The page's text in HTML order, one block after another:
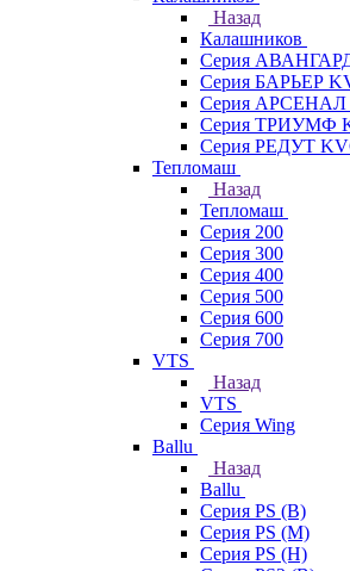
Назад
Калашников
Серия
Серия БАРЬЕР
Серия АРСЕНАЛ
Серия ТРИУМФ
Серия РЕДУТ
Тепломаш
Назад
Тепломаш
Серия 200
Серия 300
Серия 400
Серия 500
Серия 600
Серия 700
VTS
Назад
VTS
Серия Wing
Ballu
Назад
Ballu
Серия PS (B)
Серия PS (M)
Серия PS (H)